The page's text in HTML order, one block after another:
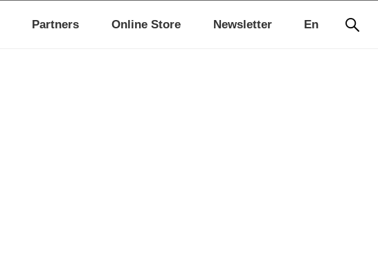
En
Partners Online Store Newsletter